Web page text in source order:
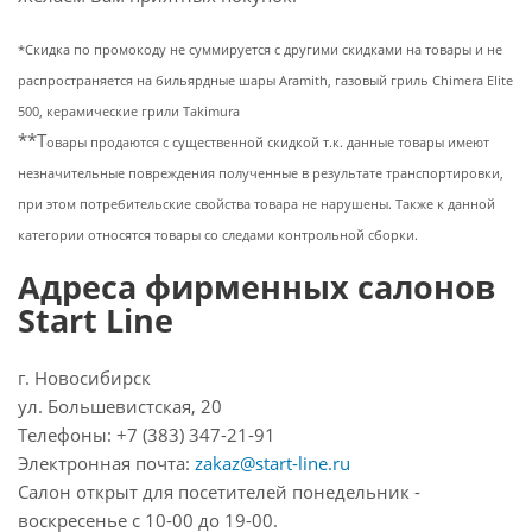
*Скидка по промокоду не суммируется с другими скидками на товары и не
распространяется на бильярдные шары Aramith, газовый гриль Chimera Elite
500, керамические грили Takimura
**Товары продаются с существенной скидкой т.к. данные товары имеют
незначительные повреждения полученные в результате транспортировки,
при этом потребительские свойства товара не нарушены. Также к данной
категории относятся товары со следами контрольной сборки.
Адреса фирменных салонов
Start Line
г. Новосибирск
ул. Большевистская, 20
Телефоны: +7 (383) 347-21-91
Электронная почта: zakaz@start-line.ru
Салон открыт для посетителей понедельник -
воскресенье с 10-00 до 19-00.